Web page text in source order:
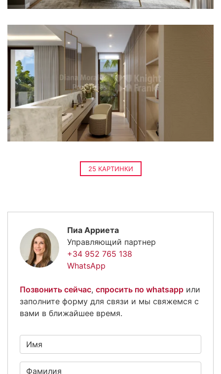
25 КАРТИНКИ
Пиа Арриета
Управляющий партнер
+34 952 765 138
WhatsApp
Позвонить сейчас, спросить по whatsapp или
заполните форму для связи и мы свяжемся с
вами в ближайшее время.